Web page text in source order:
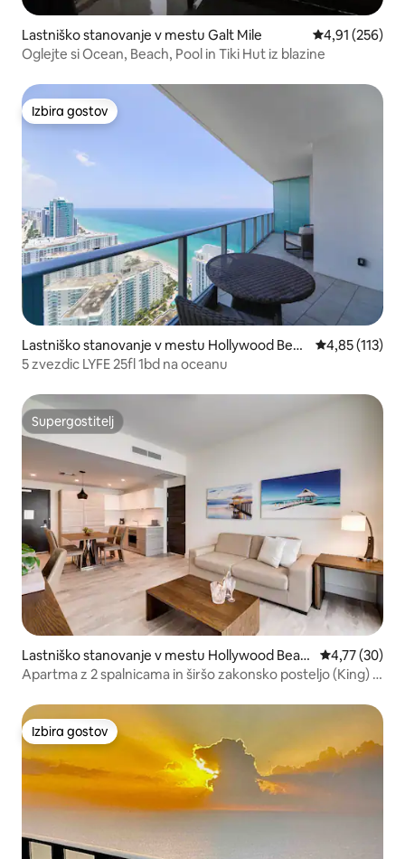
Lastniško stanovanje v mestu Galt Mile Povprečna
4,91 (256)
Oglejte si Ocean, Beach, Pool in Tiki Hut iz blazine
Izbira gostov
Izbira gostov
Lastniško stanovanje v mestu Hollywood Beac
h
Povprečna
4,85 (113)
5 zvezdic LYFE 25fl 1bd na oceanu
Supergostitelj
Supergostitelj
Lastniško stanovanje v mestu Hollywood Beac
h
Povprečna
4,77 (30)
Apartma z 2 spalnicama in širšo zakonsko posteljo (King) |
Izbira gostov
Izbira gostov